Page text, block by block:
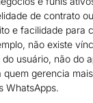
de contrato
e facilidade para
não existe
usuário, não do
gerencia
WhatsApps.